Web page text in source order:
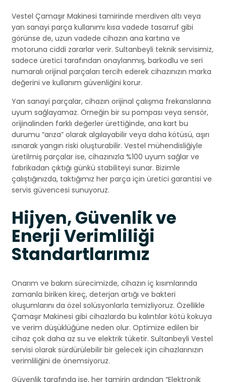
Vestel Çamaşır Makinesi tamirinde merdiven altı veya
yan sanayi parça kullanımı kısa vadede tasarruf gibi
görünse de, uzun vadede cihazın ana kartına ve
motoruna ciddi zararlar verir. Sultanbeyli teknik servisimiz,
sadece üretici tarafından onaylanmış, barkodlu ve seri
numaralı orijinal parçaları tercih ederek cihazınızın marka
değerini ve kullanım güvenliğini korur.
Yan sanayi parçalar, cihazın orijinal çalışma frekanslarına
uyum sağlayamaz. Örneğin bir su pompası veya sensör,
orijinalinden farklı değerler ürettiğinde, ana kart bu
durumu “arıza” olarak algılayabilir veya daha kötüsü, aşırı
ısınarak yangın riski oluşturabilir. Vestel mühendisliğiyle
üretilmiş parçalar ise, cihazınızla %100 uyum sağlar ve
fabrikadan çıktığı günkü stabiliteyi sunar. Bizimle
çalıştığınızda, taktığımız her parça için üretici garantisi ve
servis güvencesi sunuyoruz.
Hijyen, Güvenlik ve
Enerji Verimliliği
Standartlarımız
Onarım ve bakım sürecimizde, cihazın iç kısımlarında
zamanla biriken kireç, deterjan artığı ve bakteri
oluşumlarını da özel solüsyonlarla temizliyoruz. Özellikle
Çamaşır Makinesi gibi cihazlarda bu kalıntılar kötü kokuya
ve verim düşüklüğüne neden olur. Optimize edilen bir
cihaz çok daha az su ve elektrik tüketir. Sultanbeyli Vestel
servisi olarak sürdürülebilir bir gelecek için cihazlarınızın
verimliliğini de önemsiyoruz.
Güvenlik tarafında ise, her tamirin ardından “Elektronik